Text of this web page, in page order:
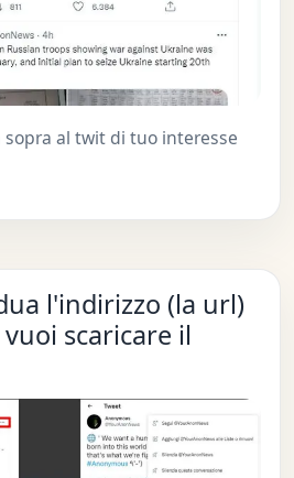
sopra al twit di tuo interesse
l'indirizzo (la url)
scaricare il